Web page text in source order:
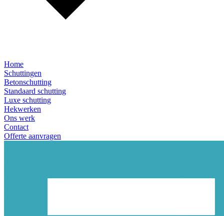
Home
Schuttingen
Betonschutting
Standaard schutting
Luxe schutting
Hekwerken
Ons werk
Contact
Offerte aanvragen